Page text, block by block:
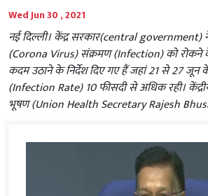
Wed Jun 30 , 2021
नई दिल्ली। केंद्र सरकार(central government)
(Corona Virus) संक्रमण (Infection) को रोकने
कदम उठाने के निर्देश दिए गए हैं जहां 21 से 27 जून
(Infection Rate) 10 फीसदी से अधिक रही।
भूषण (Union Health Secretary Rajesh